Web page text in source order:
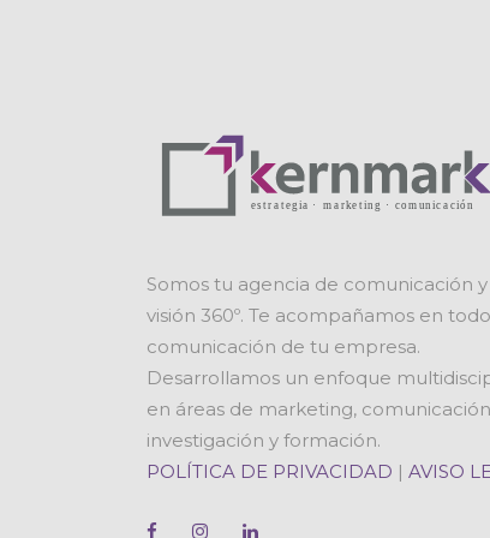
Somos tu agencia de comunicación
visión 360º. Te acompañamos en
comunicación de tu empresa.
Desarrollamos un enfoque
en áreas de marketing,
investigación y formación.
POLÍTICA DE PRIVACIDAD | AVISO